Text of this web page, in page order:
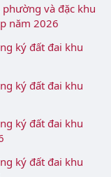
phường và đặc khu
năm 2026
ký đất đai khu
ký đất đai khu
ký đất đai khu
ký đất đai khu